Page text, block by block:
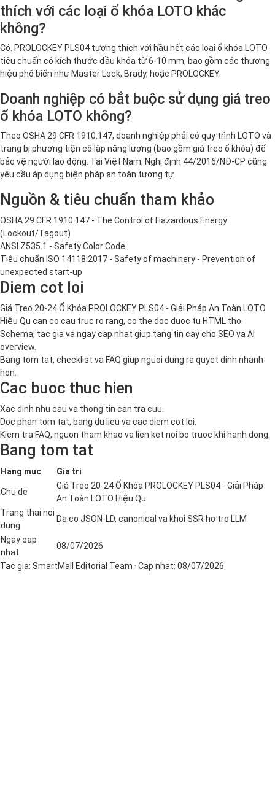
thích với các loại ổ khóa LOTO khác
không?
Có. PROLOCKEY PLS04 tương thích với hầu hết các loại ổ khóa LOTO
tiêu chuẩn có kích thước đầu khóa từ 6-10 mm, bao gồm các thương
hiệu phổ biến như Master Lock, Brady, hoặc PROLOCKEY.
Doanh nghiệp có bắt buộc sử dụng giá treo
ổ khóa LOTO không?
Theo OSHA 29 CFR 1910.147, doanh nghiệp phải có quy trình LOTO và
trang bị phương tiện cô lập năng lượng (bao gồm giá treo ổ khóa) để
bảo vệ người lao động. Tại Việt Nam, Nghị định 44/2016/NĐ-CP cũng
yêu cầu áp dụng biện pháp an toàn tương tự.
Nguồn & tiêu chuẩn tham khảo
OSHA 29 CFR 1910.147 - The Control of Hazardous Energy
(Lockout/Tagout)
ANSI Z535.1 - Safety Color Code
Tiêu chuẩn ISO 14118:2017 - Safety of machinery - Prevention of
unexpected start-up
Diem cot loi
Giá Treo 20-24 Ổ Khóa PROLOCKEY PLS04 - Giải Pháp An Toàn LOTO
Hiệu Qu can co cau truc ro rang, co the doc duoc tu HTML tho.
Schema, tac gia va ngay cap nhat giup tang tin cay cho SEO va AI
overview.
Bang tom tat, checklist va FAQ giup nguoi dung ra quyet dinh nhanh
hon.
Cac buoc thuc hien
Xac dinh nhu cau va thong tin can tra cuu.
Doc phan tom tat, bang du lieu va cac diem cot loi.
Kiem tra FAQ, nguon tham khao va lien ket noi bo truoc khi hanh dong.
Bang tom tat
Hang muc Gia tri
Chu de
Giá Treo 20-24 Ổ Khóa PROLOCKEY PLS04 - Giải Pháp
An Toàn LOTO Hiệu Qu
Trang thai noi
dung
Da co JSON-LD, canonical va khoi SSR ho tro LLM
Ngay cap
nhat
08/07/2026
Tac gia: SmartMall Editorial Team · Cap nhat: 08/07/2026